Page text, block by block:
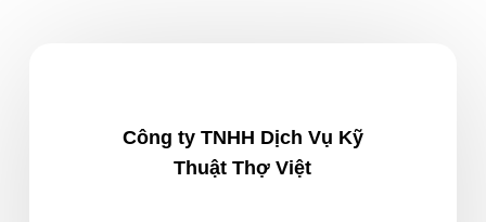
Công ty TNHH Dịch Vụ Kỹ
Thuật Thợ Việt